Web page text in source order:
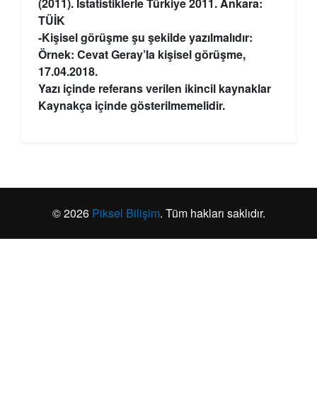
TÜİK
-Kişisel görüşme şu şekilde yazılmalıdır:
Örnek: Cevat Geray’la kişisel görüşme,
17.04.2018.
Yazı içinde referans verilen ikincil kaynaklar
Kaynakça içinde gösterilmemelidir.
© 2026 Piksel Bilişim. Tüm hakları saklıdır.